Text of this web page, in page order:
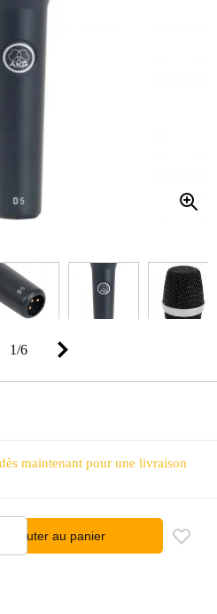
1/6
maintenant pour une livraison
Ajouter au panier